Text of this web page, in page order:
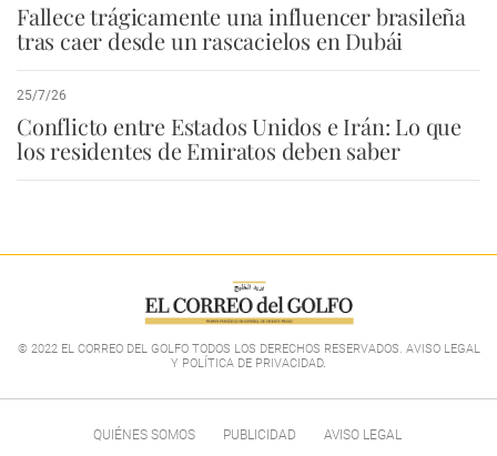
Fallece trágicamente una influencer brasileña
tras caer desde un rascacielos en Dubái
25/7/26
Conflicto entre Estados Unidos e Irán: Lo que
los residentes de Emiratos deben saber
© 2022 EL CORREO DEL GOLFO TODOS LOS DERECHOS RESERVADOS. AVISO LEGAL
Y POLÍTICA DE PRIVACIDAD.
QUIÉNES SOMOS PUBLICIDAD AVISO LEGAL